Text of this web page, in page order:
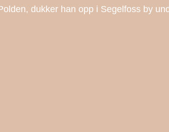
dukker han opp i Segelfoss by